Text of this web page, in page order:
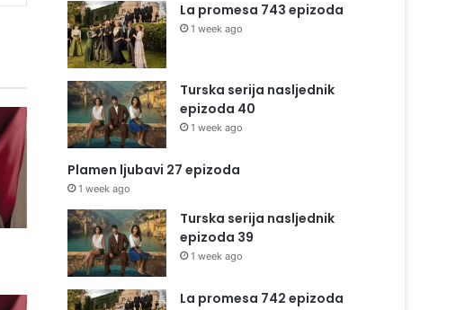
La promesa 743 epizoda
1 week ago
Turska serija nasljednik
epizoda 40
1 week ago
Plamen ljubavi 27 epizoda
1 week ago
Turska serija nasljednik
epizoda 39
1 week ago
La promesa 742 epizoda